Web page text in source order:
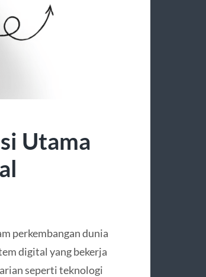
Utama
perkembangan dunia
digital yang bekerja
seperti teknologi